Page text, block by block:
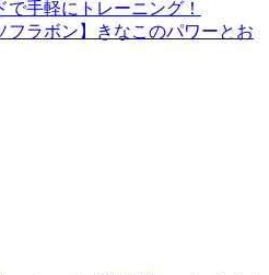
で手軽にトレーニング！
フラボン】きなこのパワーとお